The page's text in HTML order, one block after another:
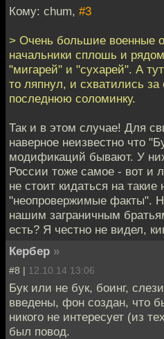
Кому: chum, #3
> Очень большие военные
начальники сплошь и
"мигарей" и "сухарей". А
то ляпнул, и схватились за
последнюю соломинку.
Так и в этом случае! Для
наверное неизвестно что
модификаций бывают. У
России тоже самое - вот и
не стоит кидаться на такие
"неопровержимые факты".
нашим заграничным
есть? Я честно не видел,
Кербер »
#8 | 12.10.14 13:06
Бук или не бук, боинг,
введены, фон создан, что
никого не интересует (из
был повод.